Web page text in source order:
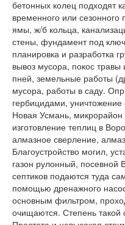
бетонных колец подходят
временного или
ямы, ж/б кольца,
стены, фундамент под
планировка и разработка
вывоз мусора, покос
пней, земельные работы
мусора, работы в саду.
гербицидами,
Новая Усмань,
изготовление теплиц в
алмазное сверление,
Благоустройство могил,
газон рулонный, посевной
септиков подаются туда
помощью дренажного
основным фильтром,
очищаются. Степень такой